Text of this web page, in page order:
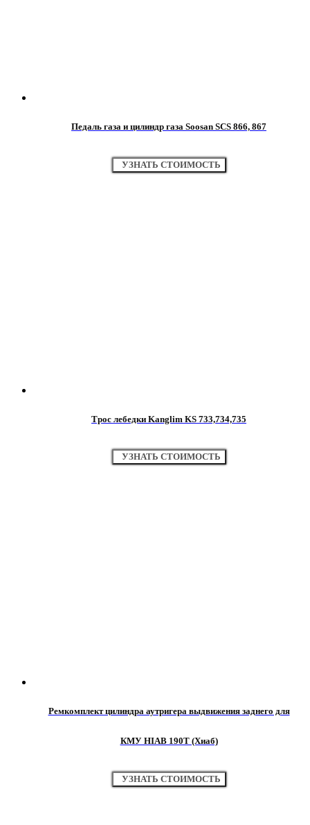
Педаль газа и цилиндр газа Soosan SCS 866, 867
УЗНАТЬ СТОИМОСТЬ
Трос лебедки Kanglim KS 733,734,735
УЗНАТЬ СТОИМОСТЬ
Ремкомплект цилиндра аутригера выдвижения заднего для
КМУ HIAB 190T (Хиаб)
УЗНАТЬ СТОИМОСТЬ